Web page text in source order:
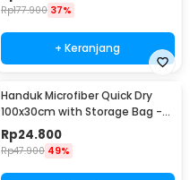
Rp177.900 37%
+ Keranjang
Handuk Microfiber Quick Dry
100x30cm with Storage Bag -
S-30
Rp24.800
Rp47.900 49%